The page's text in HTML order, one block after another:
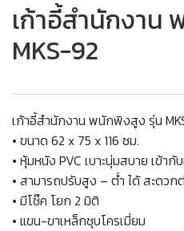
เก้าอี้สำนักงาน
MKS-92
เก้าอี้สำนักงาน พนักพิงสูง รุ่น
• ขนาด 62 x 75 x 116 ซม.
• หุ้มหนัง PVC เบาะนุ่มสบาย เข้า
• สามารถปรับสูง – ต่ำ ได้ สะดวก
• มีโช๊ค โยก 2 มิติ
• แขน-ขาเหล็กชุบโครเมี่ยม